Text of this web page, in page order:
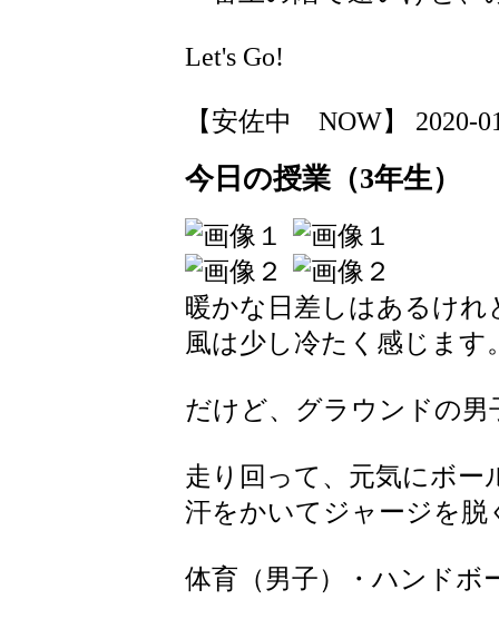
Let's Go!
【安佐中 NOW】 2020-
今日の授業（3年生）
暖かな日差しはあるけれ
風は少し冷たく感じます
だけど、グラウンドの
走り回って、元気にボー
汗をかいてジャージを脱
体育（男子）・ハンドボ